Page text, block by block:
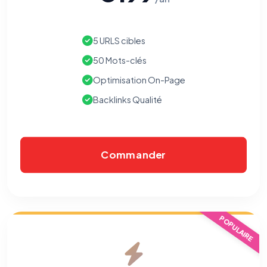
5 URLS cibles
50 Mots-clés
Optimisation On-Page
Backlinks Qualité
Commander
POPULAIRE